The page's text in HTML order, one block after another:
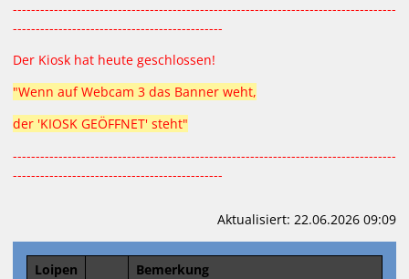
SKIVERLEIH / BIATHLON
------------------------------------------------------------------------------------
----------------------------------------------
Der Kiosk hat heute geschlossen!
"Wenn auf Webcam 3 das Banner weht,
der 'KIOSK GEÖFFNET' steht"
------------------------------------------------------------------------------------
----------------------------------------------
Aktualisiert: 22.06.2026 09:09
Loipen Bemerkung